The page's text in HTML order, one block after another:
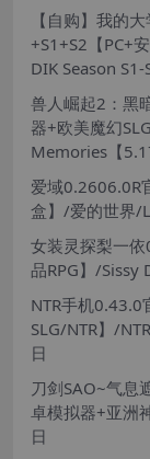
【自购】我的
+S1+S2【PC+
DIK Season S1-
兽人崛起2：黑
器+欧美魔幻
Memories【
爱域0.2606.0R
盒】/爱的世界/
女装灵探梨一
品RPG】/Sissy
NTR手机0.43.0
SLG/NTR】/
日
刀剑SAO~气息
卓模拟器+亚洲
日